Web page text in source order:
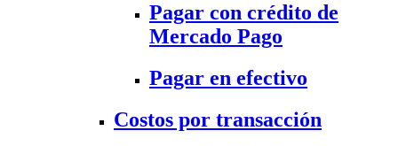
Pagar con crédito de
Mercado Pago
Pagar en efectivo
Costos por transacción